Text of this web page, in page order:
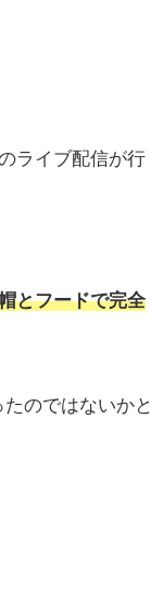
ライブ配信が行
とフードで完全
のではないかと